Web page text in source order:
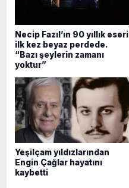
Necip Fazıl’ın 90 yıllık eseri
ilk kez beyaz perdede.
“Bazı şeylerin zamanı
yoktur”
Yeşilçam yıldızlarından
Engin Çağlar hayatını
kaybetti